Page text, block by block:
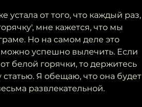
устала от того, что каждый раз,
мне кажется, что мы
Но на самом деле это
можно успешно вылечить. Если
белой горячки, то держитесь
Я обещаю, что она будет
развлекательной.